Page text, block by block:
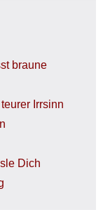
braune
Irrsinn
Dich